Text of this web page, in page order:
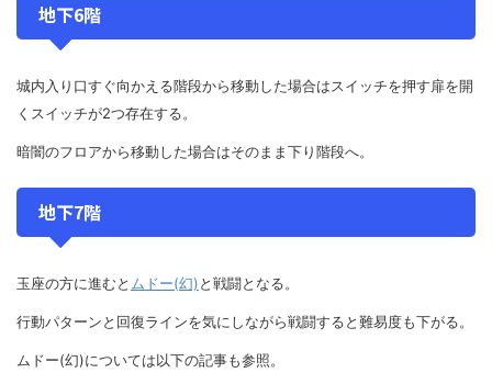
地下6階
城内入り口すぐ向かえる階段から移動した場合はスイッチを押す扉を開
くスイッチが2つ存在する。
暗闇のフロアから移動した場合はそのまま下り階段へ。
地下7階
玉座の方に進むと ムドー(幻)と戦闘となる。
行動パターンと回復ラインを気にしながら戦闘すると難易度も下がる。
ムドー(幻)については以下の記事も参照。